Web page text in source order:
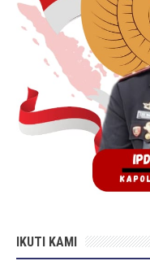
IKUTI KAMI